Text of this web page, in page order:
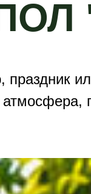
праздник